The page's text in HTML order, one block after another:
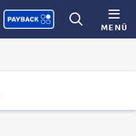
MENÜ